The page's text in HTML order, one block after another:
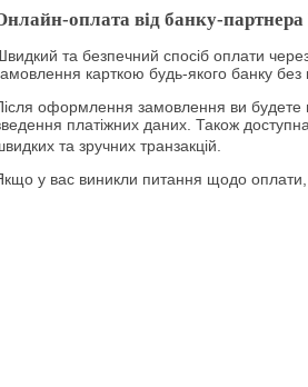
оплата від банку-
та безпечний спосіб оплати
карткою будь-якого банку без
оформлення замовлення ви будете
платіжних даних. Також
та зручних транзакцій.
у вас виникли питання щодо